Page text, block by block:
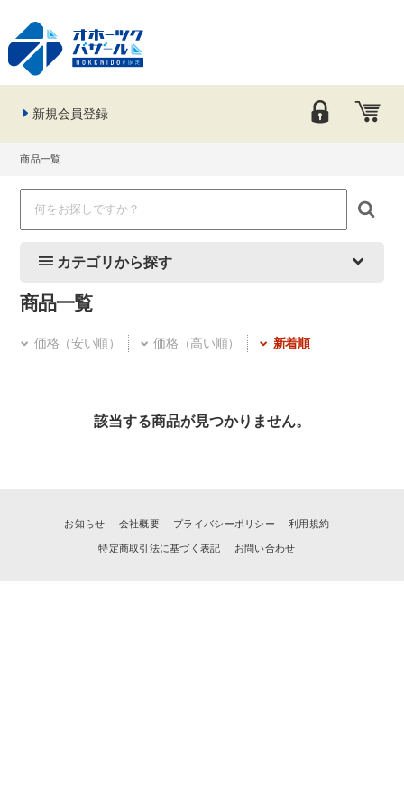
新規会員登録
商品一覧
カテゴリから探す
商品一覧
価格（安い順） 価格（高い順） 新着順
該当する商品が見つかりません。
お知らせ 会社概要 プライバシーポリシー 利用規約
特定商取引法に基づく表記 お問い合わせ